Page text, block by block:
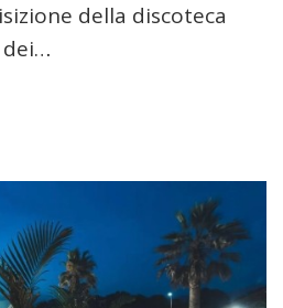
della discoteca
dei…